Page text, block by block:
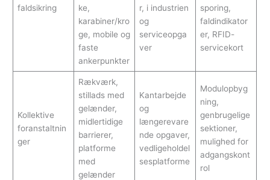
faldsikring
ke,
karabiner/kro
ge, mobile og
faste
ankerpunkter
r, i industrien
og
serviceopga
ver
sporing,
faldindikator
er, RFID-
servicekort
Kollektive
foranstaltnin
ger
Rækværk,
stillads med
gelænder,
midlertidige
barrierer,
platforme
med
gelænder
Kantarbejde
og
længerevare
nde opgaver,
vedligeholdel
sesplatforme
Modulopbyg
ning,
genbrugelige
sektioner,
mulighed for
adgangskont
rol